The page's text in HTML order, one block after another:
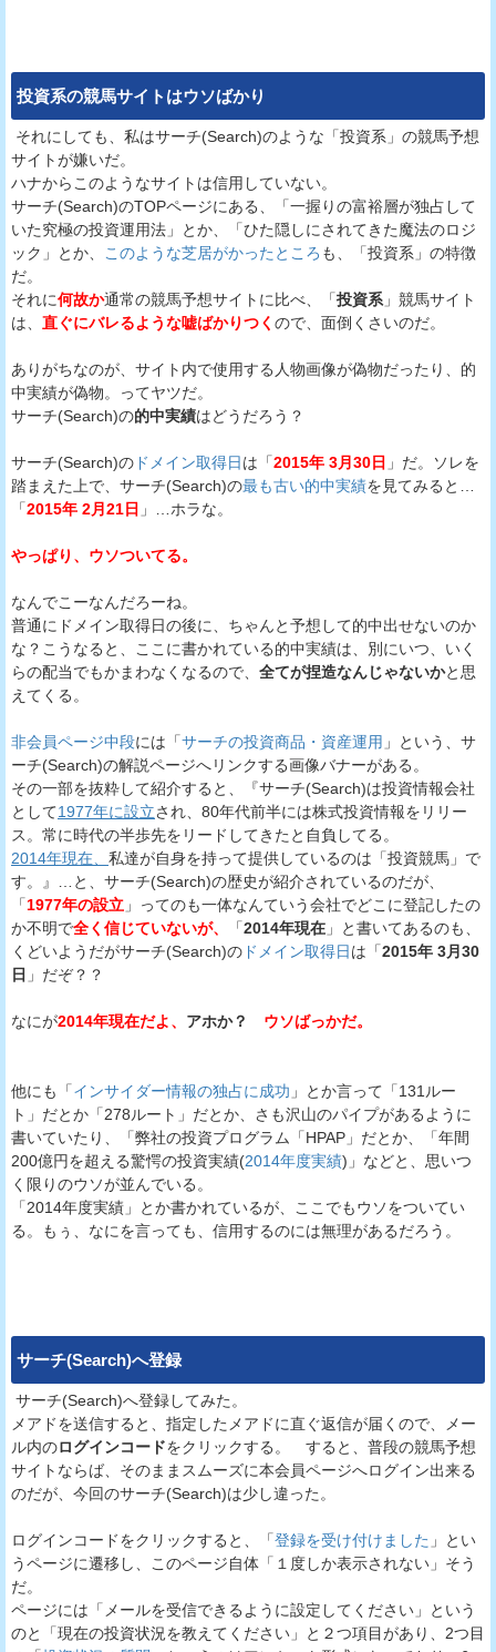
投資系の競馬サイト はウソばかり
それにしても、私はサーチ(Search)のような「投資系」の競馬予想
サイトが嫌いだ。
ハナからこのようなサイトは信用していない。
サーチ(Search)のTOPページにある、「一握りの富裕層が独占して
いた究極の投資運用法」とか、「ひた隠しにされてきた魔法のロジ
ック」とか、
このような芝居がかったところ も、「投資系」の特徴
だ。
それに何故か通常の競馬予想サイトに比べ、「投資系 」競馬サイト
は、 直ぐにバレるような嘘ばかりつく ので、面倒くさいのだ。
ありがちなのが、サイト内で使用する人物画像が偽物だったり、的
中実績が偽物。ってヤツだ。
サーチ(Search)の的中実績はどうだろう？
サーチ(Search)の ドメイン取得日は「2015年 3月30日 」だ。ソレを
踏まえた上で、サーチ(Search)の最も古い的中実績を見てみると…
「2015年 2月21日 」…ホラな。
やっぱり、ウソついてる。
なんでこーなんだろーね。
普通にドメイン取得日の後に、ちゃんと予想して的中出せないのか
な？こうなると、ここに書かれている的中実績は、別にいつ、いく
らの配当でもかまわなくなるので、 全てが捏造なんじゃないかと思
えてくる。
非会員ページ中段には「サーチの投資商品・資産運用 」という、サ
ーチ(Search)の解説ページへリンクする画像バナーがある。
その一部を抜粋して紹介すると、『サーチ(Search)は投資情報会社
として1977年に設立され、80年代前半には株式投資情報をリリー
ス。常に時代の半歩先をリードしてきたと自負してる。
2014年現在、 私達が自身を持って提供しているのは「投資競馬」で
す。』…と、サーチ(Search)の歴史が紹介されているのだが、
「1977年の設立 」ってのも一体なんていう会社でどこに登記したの
か不明で全く信じていないが、 「2014年現在 」と書いてあるのも、
くどいようだがサーチ(Search)の ドメイン取得日は「2015年 3月30
日 」だぞ？？
なにが2014年現在だよ、 アホか？ ウソばっかだ。
他にも「インサイダー情報の独占に成功 」とか言って「131ルー
ト」だとか「278ルート」だとか、さも沢山のパイプがあるように
書いていたり、「弊社の投資プログラム「HPAP」だとか、「年間
200億円を超える驚愕の投資実績(2014年度実績)」などと、思いつ
く限りのウソが並んでいる。
「2014年度実績」とか書かれているが、ここでもウソをついてい
る。もぅ、なにを言っても、信用するのには無理があるだろう。
サーチ(Search)へ登録
サーチ(Search)へ登録してみた。
メアドを送信すると、指定したメアドに直ぐ返信が届くので、メー
ル内のログインコードをクリックする。 すると、普段の競馬予想
サイトならば、そのままスムーズに本会員ページへログイン出来る
のだが、今回のサーチ(Search)は少し違った。
ログインコードをクリックすると、「登録を受け付けました 」とい
うページに遷移し、このページ自体「１度しか表示されない」そう
だ。
ページには「メールを受信できるように設定してください」という
のと「現在の投資状況を教えてください」と２つ項目があり、2つ目